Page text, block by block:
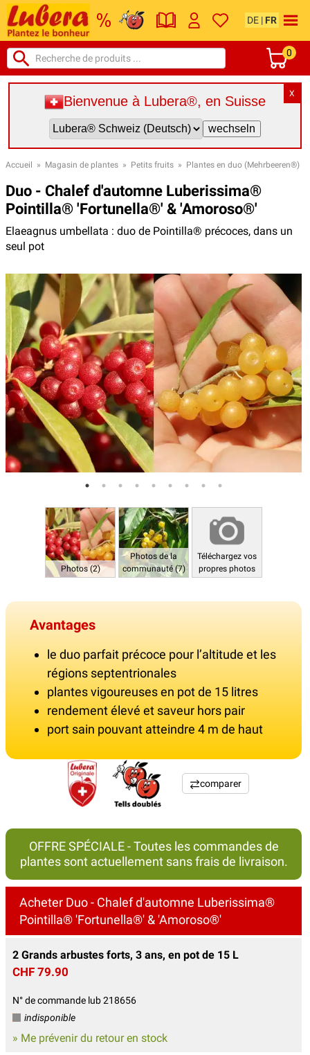
DE | FR
0
X
Bienvenue à Lubera®, en Suisse
Accueil » Magasin de plantes » Petits fruits » Plantes en duo (Mehrbeeren®)
Duo - Chalef d'automne Luberissima®
Pointilla® 'Fortunella®' & 'Amoroso®'
Elaeagnus umbellata : duo de Pointilla® précoces, dans un
seul pot
Photos (2)
Photos de la
communauté (7)
Téléchargez vos
propres photos
Avantages
le duo parfait précoce pour l’altitude et les
régions septentrionales
plantes vigoureuses en pot de 15 litres
rendement élevé et saveur hors pair
port sain pouvant atteindre 4 m de haut
comparer
OFFRE SPÉCIALE - Toutes les commandes de
plantes sont actuellement sans frais de livraison.
Acheter Duo - Chalef d'automne Luberissima®
Pointilla® 'Fortunella®' & 'Amoroso®'
2 Grands arbustes forts, 3 ans, en pot de 15 L
CHF 79.90
N° de commande lub 218656
indisponible
» Me prévenir du retour en stock